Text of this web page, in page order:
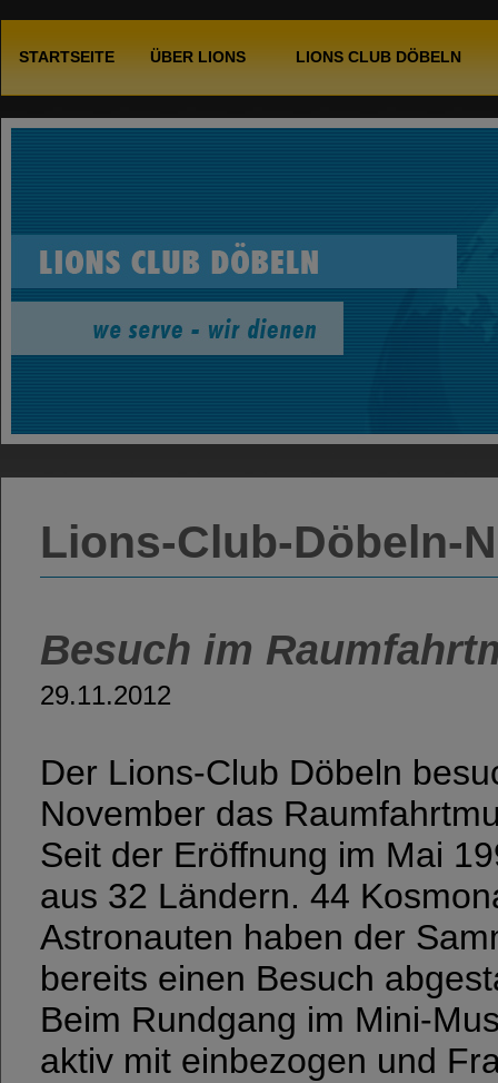
STARTSEITE ÜBER LIONS LIONS CLUB DÖBELN
Lions-Club-Döbeln-
Besuch im
29.11.2012
Der Lions-Club Döbeln
November das
Seit der Eröffnung im Mai
aus 32 Ländern. 44
Astronauten haben der
bereits einen Besuch
Beim Rundgang im Mini-
aktiv mit einbezogen und